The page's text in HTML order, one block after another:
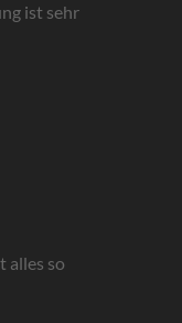
ist sehr
alles so